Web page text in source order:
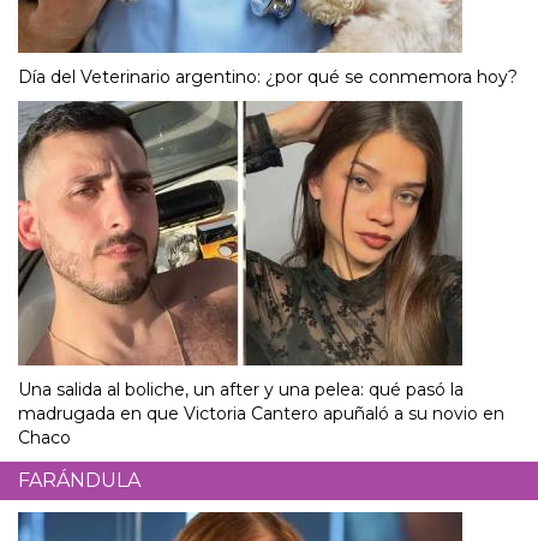
Día del Veterinario argentino: ¿por qué se conmemora hoy?
Una salida al boliche, un after y una pelea: qué pasó la
madrugada en que Victoria Cantero apuñaló a su novio en
Chaco
FARÁNDULA